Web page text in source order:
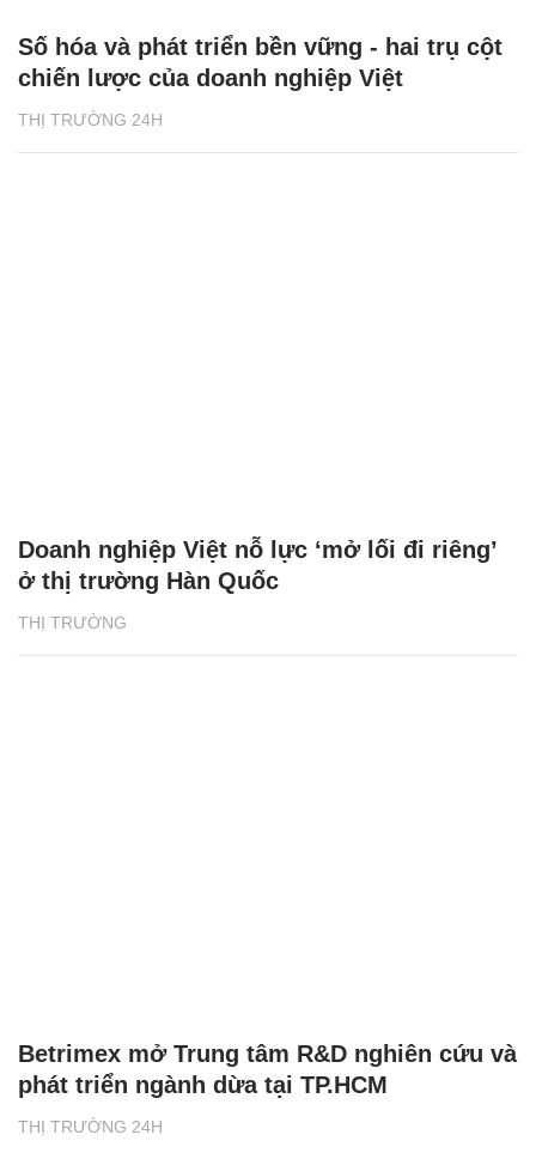
THỊ TRƯỜNG 24H
Số hóa và phát triển bền vững - hai trụ cột
chiến lược của doanh nghiệp Việt
THỊ TRƯỜNG
Doanh nghiệp Việt nỗ lực ‘mở lối đi riêng’
ở thị trường Hàn Quốc
THỊ TRƯỜNG 24H
Betrimex mở Trung tâm R&D nghiên cứu và
phát triển ngành dừa tại TP.HCM